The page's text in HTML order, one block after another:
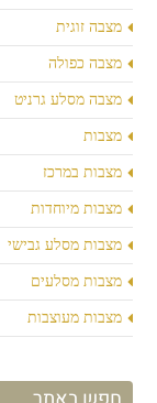
מצבה זוגית
מצבה כפולה
מצבה מסלע גרניט
מצבות
מצבות במרכז
מצבות מיוחדות
מצבות מסלע גבישי
מצבות מסלעים
מצבות מעוצבות